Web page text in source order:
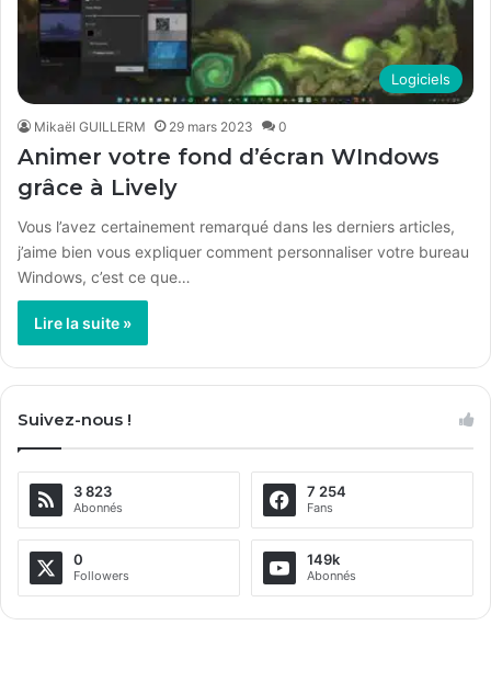
Logiciels
Mikaël GUILLERM 29 mars 2023 0
Animer votre fond d’écran WIndows
grâce à Lively
Vous l’avez certainement remarqué dans les derniers articles,
j’aime bien vous expliquer comment personnaliser votre bureau
Windows, c’est ce que…
Lire la suite »
Suivez-nous !
3 823
Abonnés
7 254
Fans
0
Followers
149k
Abonnés